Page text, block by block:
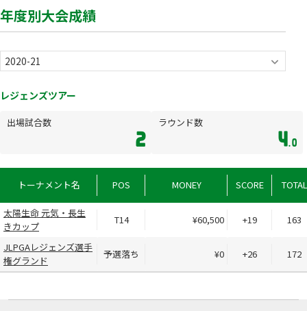
年度別大会成績
レジェンズツアー
出場試合数
2
ラウンド数
4.0
トーナメント名 POS MONEY SCORE TOTAL
太陽生命 元気・長生
きカップ
T14 ¥60,500 +19 163
JLPGAレジェンズ選手
権グランド
予選落ち ¥0 +26 172